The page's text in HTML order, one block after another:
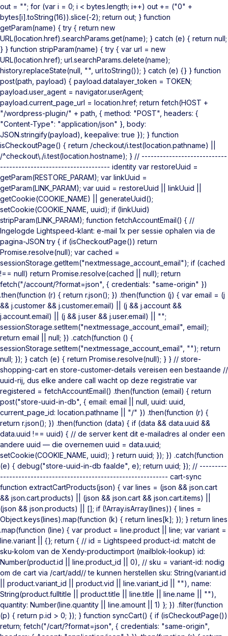
out = ""; for (var i = 0; i < bytes.length; i++) out += ("0" +
bytes[i].toString(16)).slice(-2); return out; } function
getParam(name) { try { return new
URL(location.href).searchParams.get(name); } catch (e) { return null;
} } function stripParam(name) { try { var url = new
URL(location.href); url.searchParams.delete(name);
history.replaceState(null, "", url.toString()); } catch (e) {} } function
post(path, payload) { payload.datalayer_token = TOKEN;
payload.user_agent = navigator.userAgent;
payload.current_page_url = location.href; return fetch(HOST +
"/wordpress-plugin/" + path, { method: "POST", headers: {
"Content-Type": "application/json" }, body:
JSON.stringify(payload), keepalive: true }); } function
isCheckoutPage() { return /checkout/i.test(location.pathname) ||
/^checkout\./i.test(location.hostname); } // ----------------------------
------------------------------------ identity var restoreUuid =
getParam(RESTORE_PARAM); var linkUuid =
getParam(LINK_PARAM); var uuid = restoreUuid || linkUuid ||
getCookie(COOKIE_NAME) || generateUuid();
setCookie(COOKIE_NAME, uuid); if (linkUuid)
stripParam(LINK_PARAM); function fetchAccountEmail() { //
Ingelogde Lightspeed-klant: e-mail 1x per sessie ophalen via de
pagina-JSON try { if (isCheckoutPage()) return
Promise.resolve(null); var cached =
sessionStorage.getItem("nextmessage_account_email"); if (cached
!== null) return Promise.resolve(cached || null); return
fetch("/account/?format=json", { credentials: "same-origin" })
.then(function (r) { return r.json(); }) .then(function (j) { var email = (j
&& j.customer && j.customer.email) || (j && j.account &&
j.account.email) || (j && j.user && j.user.email) || "";
sessionStorage.setItem("nextmessage_account_email", email);
return email || null; }) .catch(function () {
sessionStorage.setItem("nextmessage_account_email", ""); return
null; }); } catch (e) { return Promise.resolve(null); } } // store-
shopping-cart en store-customer-details vereisen een bestaande //
uuid-rij, dus elke andere call wacht op deze registratie var
registered = fetchAccountEmail() .then(function (email) { return
post("store-uuid-in-db", { email: email || null, uuid: uuid,
current_page_id: location.pathname || "/" }) .then(function (r) {
return r.json(); }) .then(function (data) { if (data && data.uuid &&
data.uuid !== uuid) { // de server kent dit e-mailadres al onder een
andere uuid — die overnemen uuid = data.uuid;
setCookie(COOKIE_NAME, uuid); } return uuid; }); }) .catch(function
(e) { debug("store-uuid-in-db faalde", e); return uuid; }); // ---------
------------------------------------------------------- cart-sync
function extractCartProducts(json) { var lines = (json && json.cart
&& json.cart.products) || (json && json.cart && json.cart.items) ||
(json && json.products) || []; if (!Array.isArray(lines)) { lines =
Object.keys(lines).map(function (k) { return lines[k]; }); } return lines
.map(function (line) { var product = line.product || line; var variant =
line.variant || {}; return { // id = Lightspeed product-id: matcht de
sku-kolom van de Xendy-productimport (mailblok-lookup) id:
Number(product.id || line.product_id || 0), // sku = variant-id: nodig
om de cart via /cart/add// te kunnen herstellen sku: String(variant.id
|| product.variant_id || product.vid || line.variant_id || ""), name:
String(product.fulltitle || product.title || line.title || line.name || ""),
quantity: Number(line.quantity || line.amount || 1) }; }) .filter(function
(p) { return p.id > 0; }); } function syncCart() { if (isCheckoutPage())
return; fetch("/cart/?format=json", { credentials: "same-origin",